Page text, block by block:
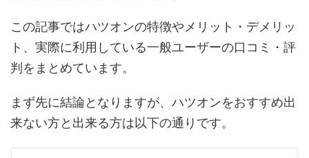
この記事ではハツオンの特徴やメリット・デメリッ
ト、実際に利用している一般ユーザーの口コミ・評
判をまとめています。
まず先に結論となりますが、ハツオンをおすすめ出
来ない方と出来る方は以下の通りです。